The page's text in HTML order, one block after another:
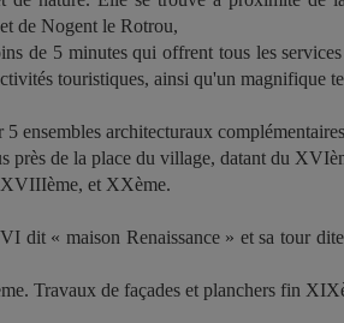
de Nogent le Rotrou,
de 5 minutes qui offrent tous les
touristiques, ainsi qu'un magnifique
ensembles architecturaux
près de la place du village, datant du
et XXème.
dit « maison Renaissance » et sa tour
Travaux de façades et planchers fin